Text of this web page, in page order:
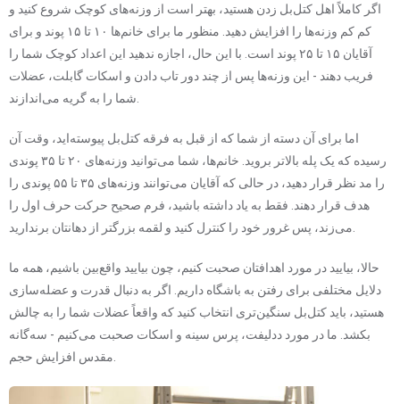
اگر کاملاً اهل کتل‌بل زدن هستید، بهتر است از وزنه‌های کوچک شروع کنید و
کم کم وزنه‌ها را افزایش دهید. منظور ما برای خانم‌ها ۱۰ تا ۱۵ پوند و برای
آقایان ۱۵ تا ۲۵ پوند است. با این حال، اجازه ندهید این اعداد کوچک شما را
فریب دهند - این وزنه‌ها پس از چند دور تاب دادن و اسکات گابلت، عضلات
اما برای آن دسته از شما که از قبل به فرقه کتل‌بل پیوسته‌اید، وقت آن
رسیده که یک پله بالاتر بروید. خانم‌ها، شما می‌توانید وزنه‌های ۲۰ تا ۳۵ پوندی
را مد نظر قرار دهید، در حالی که آقایان می‌توانند وزنه‌های ۳۵ تا ۵۵ پوندی را
هدف قرار دهند. فقط به یاد داشته باشید، فرم صحیح حرکت حرف اول را
حالا، بیایید در مورد اهدافتان صحبت کنیم، چون بیایید واقع‌بین باشیم، همه ما
دلایل مختلفی برای رفتن به باشگاه داریم. اگر به دنبال قدرت و عضله‌سازی
هستید، باید کتل‌بل سنگین‌تری انتخاب کنید که واقعاً عضلات شما را به چالش
بکشد. ما در مورد ددلیفت، پرس سینه و اسکات صحبت می‌کنیم - سه‌گانه